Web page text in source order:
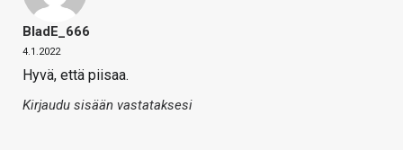
BladE_666
4.1.2022
Hyvä, että piisaa.
Kirjaudu sisään vastataksesi